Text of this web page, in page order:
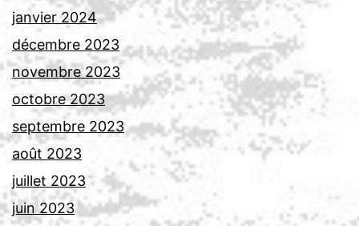
janvier 2024
décembre 2023
novembre 2023
octobre 2023
septembre 2023
août 2023
juillet 2023
juin 2023